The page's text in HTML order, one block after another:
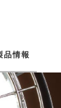
品情報